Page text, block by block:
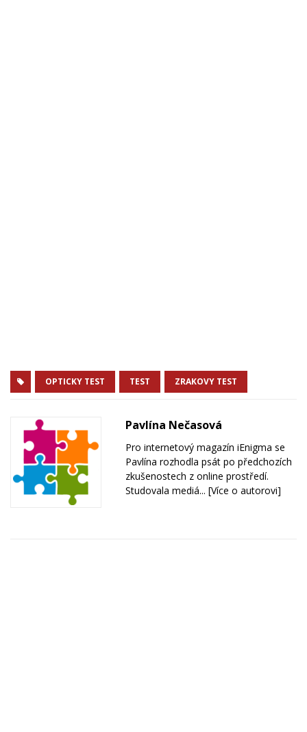
OPTICKY TEST TEST ZRAKOVY TEST
Pavlína Nečasová
Pro internetový magazín iEnigma se
Pavlína rozhodla psát po předchozích
zkušenostech z online prostředí.
Studovala mediá... [Více o autorovi]